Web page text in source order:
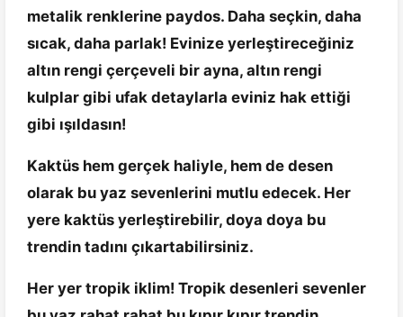
metalik renklerine paydos. Daha seçkin, daha
sıcak, daha parlak! Evinize yerleştireceğiniz
altın rengi çerçeveli bir ayna, altın rengi
kulplar gibi ufak detaylarla eviniz hak ettiği
gibi ışıldasın!
Kaktüs hem gerçek haliyle, hem de desen
olarak bu yaz sevenlerini mutlu edecek. Her
yere kaktüs yerleştirebilir, doya doya bu
trendin tadını çıkartabilirsiniz.
Her yer tropik iklim! Tropik desenleri sevenler